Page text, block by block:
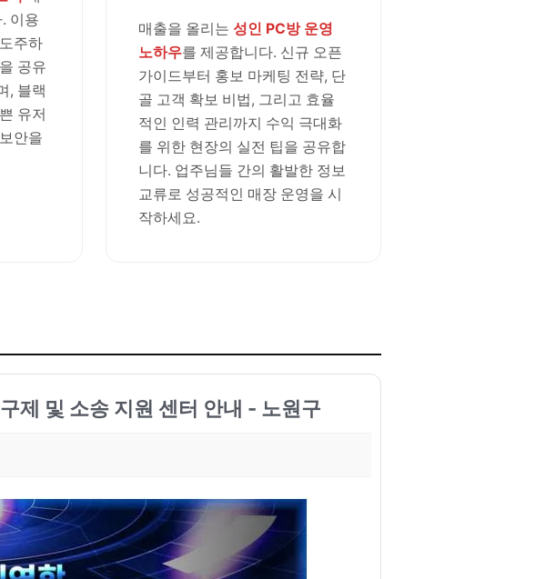
이용
주하
공유
, 블랙
유저
안을
매출을 올리는 성인 PC방 운영
노하우를 제공합니다. 신규 오픈
가이드부터 홍보 마케팅 전략, 단
골 고객 확보 비법, 그리고 효율
적인 인력 관리까지 수익 극대화
를 위한 현장의 실전 팁을 공유합
니다. 업주님들 간의 활발한 정보
교류로 성공적인 매장 운영을 시
작하세요.
제 및 소송 지원 센터 안내 - 노원구